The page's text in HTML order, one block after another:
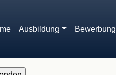
Ausbildung Bewerbung